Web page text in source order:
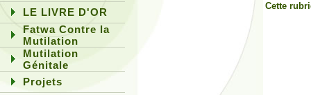
LE LIVRE D'OR
Fatwa Contre la
Mutilation
Mutilation
Génitale
Projets
Cette